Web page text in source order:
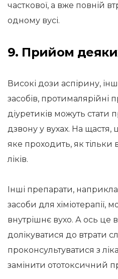
часткової, а вже повній
одному вусі.
9. Прийом
Високі дози аспірину,
засобів, протималярійні
діуретиків можуть
дзвону у вухах. На
яке проходить, як тільки
ліків.
Інші препарати,
засоби для хіміотерапії,
внутрішнє вухо. А ось це
долікуватися до втрати
проконсультуватися з
замінити ототоксичний